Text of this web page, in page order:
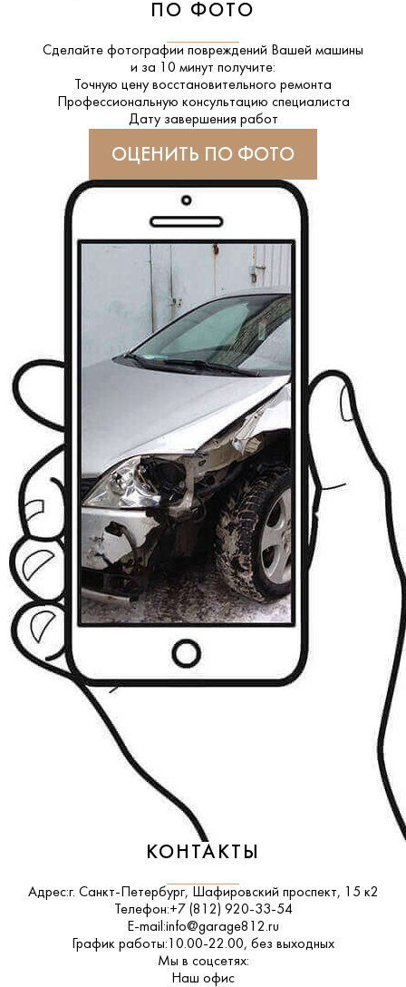
ПО ФОТО
Сделайте фотографии повреждений Вашей машины
и за 10 минут получите:
Точную цену восстановительного ремонта
Профессиональную консультацию специалиста
Дату завершения работ
ОЦЕНИТЬ ПО ФОТО
КОНТАКТЫ
Адрес:г. Санкт-Петербург, Шафировский проспект, 15 к2
Телефон:+7 (812) 920-33-54
E-mail:info@garage812.ru
График работы:10.00-22.00, без выходных
Мы в соцсетях:
ВКонтакте
Наш офис